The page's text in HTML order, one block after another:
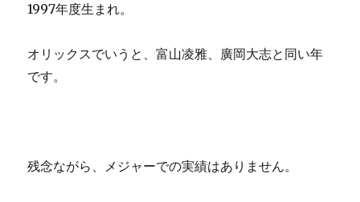
1997年度生まれ。
オリックスでいうと、富山凌雅、廣岡大志と同い年
です。
残念ながら、メジャーでの実績はありません。